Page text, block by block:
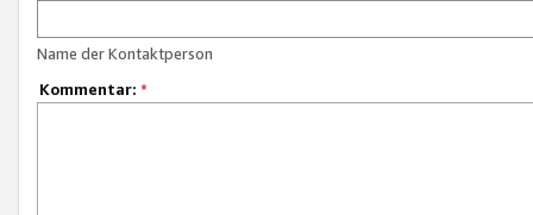
Name der Kontaktperson
Kommentar: *